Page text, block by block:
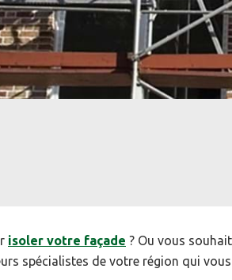
isoler votre façade ? Ou vous
spécialistes de votre région qui